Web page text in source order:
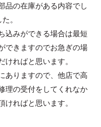
品の在庫がある内容でし
。
込みができる場合は最短
できますのでお急ぎの場
ればと思います。
ありますので、他店で高
理の受付をしてくれなか
ればと思います。